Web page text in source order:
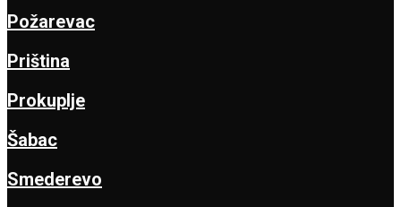
Požarevac
Priština
Prokuplje
Šabac
Smederevo